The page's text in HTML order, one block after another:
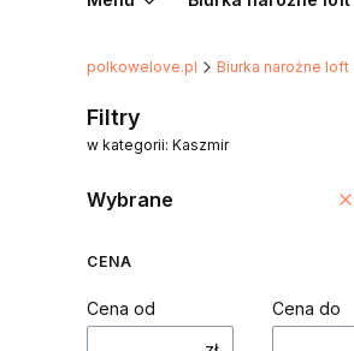
polkowelove.pl Biurka narożne loft
Filtry
w kategorii: Kaszmir
Wybrane
CENA
Cena od
Cena do